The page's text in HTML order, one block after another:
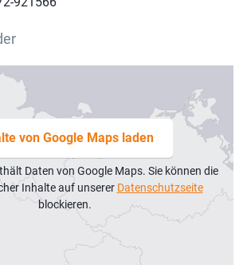
von Google Maps laden
Daten von Google Maps. Sie können die
Inhalte auf unserer Datenschutzseite
blockieren.